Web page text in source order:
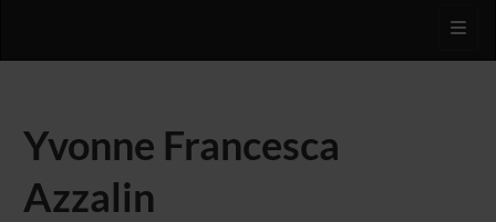
Yvonne Francesca
Azzalin